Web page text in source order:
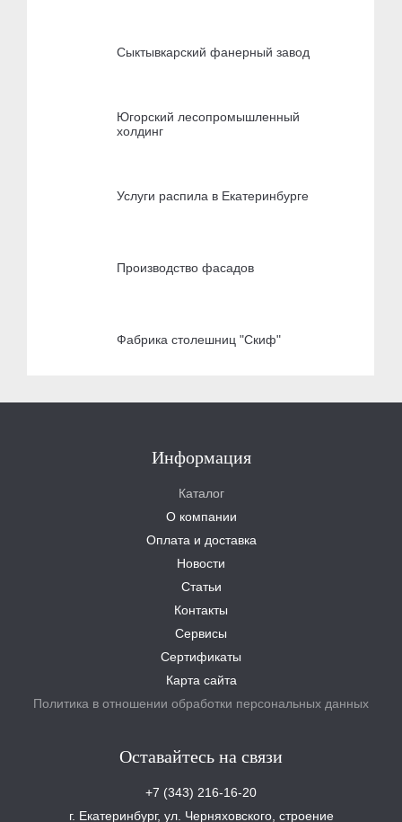
Сыктывкарский фанерный завод
Югорский лесопромышленный
холдинг
Услуги распила в Екатеринбурге
Производство фасадов
Фабрика столешниц "Скиф"
Информация
Каталог
О компании
Оплата и доставка
Новости
Статьи
Контакты
Сервисы
Сертификаты
Карта сайта
Политика в отношении обработки персональных данных
Оставайтесь на связи
+7 (343) 216-16-20
г. Екатеринбург, ул. Черняховского, строение